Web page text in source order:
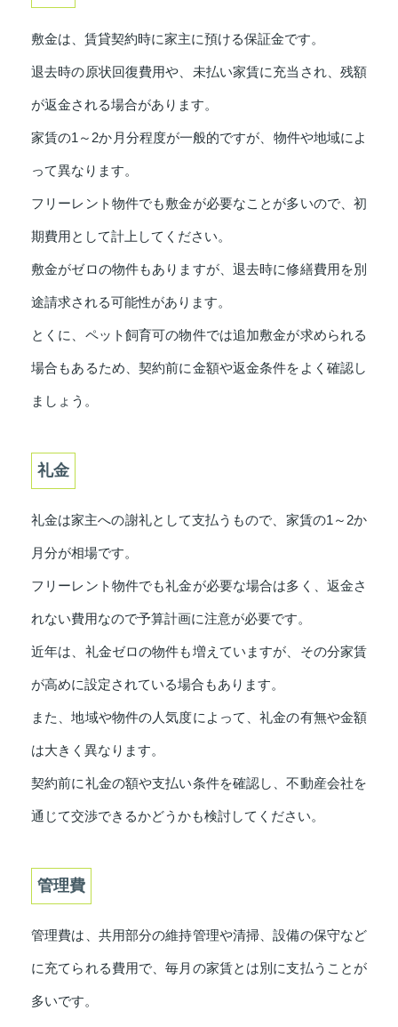
敷金は、賃貸契約時に家主に預ける保証金です。
退去時の原状回復費用や、未払い家賃に充当され、残額
が返金される場合があります。
家賃の1～2か月分程度が一般的ですが、物件や地域によ
って異なります。
フリーレント物件でも敷金が必要なことが多いので、初
期費用として計上してください。
敷金がゼロの物件もありますが、退去時に修繕費用を別
途請求される可能性があります。
とくに、ペット飼育可の物件では追加敷金が求められる
場合もあるため、契約前に金額や返金条件をよく確認し
ましょう。
礼金
礼金は家主への謝礼として支払うもので、家賃の1～2か
月分が相場です。
フリーレント物件でも礼金が必要な場合は多く、返金さ
れない費用なので予算計画に注意が必要です。
近年は、礼金ゼロの物件も増えていますが、その分家賃
が高めに設定されている場合もあります。
また、地域や物件の人気度によって、礼金の有無や金額
は大きく異なります。
契約前に礼金の額や支払い条件を確認し、不動産会社を
通じて交渉できるかどうかも検討してください。
管理費
管理費は、共用部分の維持管理や清掃、設備の保守など
に充てられる費用で、毎月の家賃とは別に支払うことが
多いです。